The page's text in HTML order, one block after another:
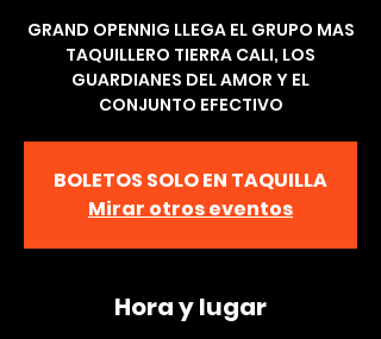
GRAND OPENNIG LLEGA EL GRUPO MAS
TAQUILLERO TIERRA CALI, LOS
GUARDIANES DEL AMOR Y EL
CONJUNTO EFECTIVO
BOLETOS SOLO EN TAQUILLA
Mirar otros eventos
Hora y lugar